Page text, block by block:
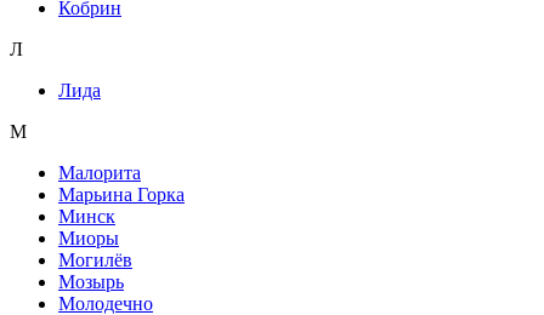
Кобрин
Л
Лида
М
Малорита
Марьина Горка
Минск
Миоры
Могилёв
Мозырь
Молодечно